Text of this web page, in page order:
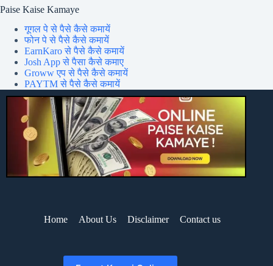
Paise Kaise Kamaye
गूगल पे से पैसे कैसे कमायें
फोन पे से पैसे कैसे कमायें
EarnKaro से पैसे कैसे कमायें
Josh App से पैसा कैसे कमाए
Groww एप से पैसे कैसे कमायें
PAYTM से पैसे कैसे कमायें
Home About Us Disclaimer Contact us